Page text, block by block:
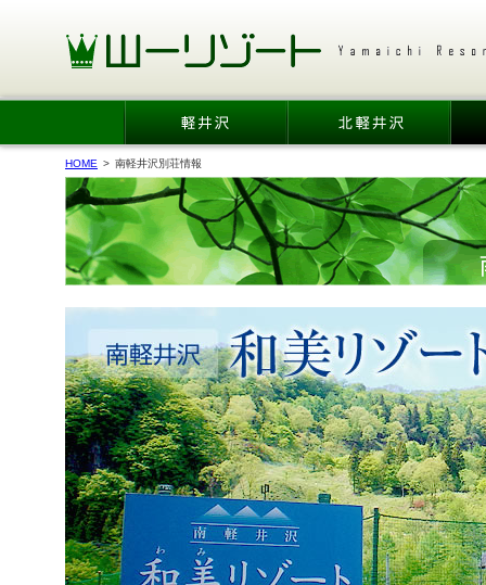
HOME > 南軽井沢別荘情報